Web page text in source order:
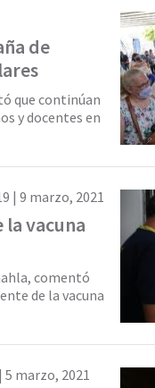
de
que continúan
y docentes en
| 9 marzo, 2021
la vacuna
comentó
de la vacuna
5 marzo, 2021